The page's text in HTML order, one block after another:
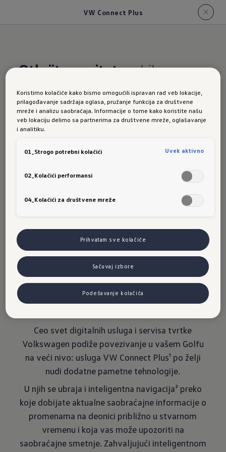
VW Connect Plus
Otkrijte novitete– bilo na
Novi Golf:
VW
Connect
Plus
Ceo svet digitalnih usluga i servisa tvrtke
Volkswagen podiže povezivanje u vašem Golfu
na veći nivo: usluga VW Connect Plus¹ po želji
nudi dodatne pametne tehnologije.
U njih se ubraja i inteligentna navigacija² preko
koje dobijate aktualne saobraćajne informacije o
promenama na deonici približno u stvarnom
vremenu i koja vas može upozoriti na
saobraćajne smetnje. Zahvaljujući inteligentnom
Koristimo kolačiće kako bismo omogućili ispravan rad veb lokacije,
prilagođavanje sadržaja oglasa, pružanje funkcija za društvene
mreže i analizu saobraćaja. Informacije o tome kako koristite našu
veb lokaciju delimo sa partnerima za društvene mreže, oglašavanje
i analitiku.
01_Strogo potrebni kolačići Uvek aktivno
02_Kolačići performansi
04_Kolačići za društvene mreže
Prihvatam sve kolačiće
Sačuvaj izbore
Podešavanje kolačića